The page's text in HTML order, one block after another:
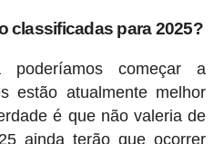
classificadas para 2025?
poderíamos começar a
estão atualmente melhor
é que não valeria de
ainda terão que ocorrer